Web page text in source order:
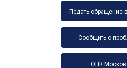
Подать обращение
Сообщить о
ОНК